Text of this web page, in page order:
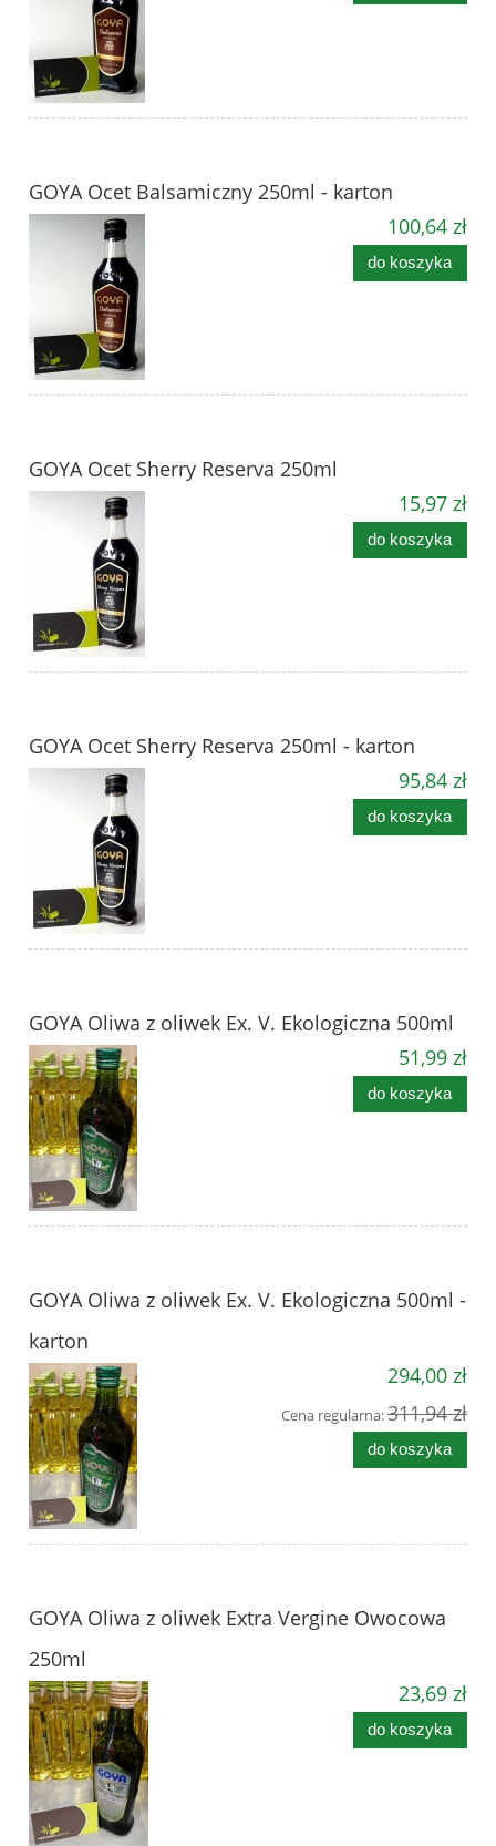
GOYA Ocet Balsamiczny 250ml - karton
100,64 zł
do koszyka
GOYA Ocet Sherry Reserva 250ml
15,97 zł
do koszyka
GOYA Ocet Sherry Reserva 250ml - karton
95,84 zł
do koszyka
GOYA Oliwa z oliwek Ex. V. Ekologiczna 500ml
51,99 zł
do koszyka
GOYA Oliwa z oliwek Ex. V. Ekologiczna 500ml -
karton
294,00 zł
Cena regularna:311,94 zł
do koszyka
GOYA Oliwa z oliwek Extra Vergine Owocowa
250ml
23,69 zł
do koszyka